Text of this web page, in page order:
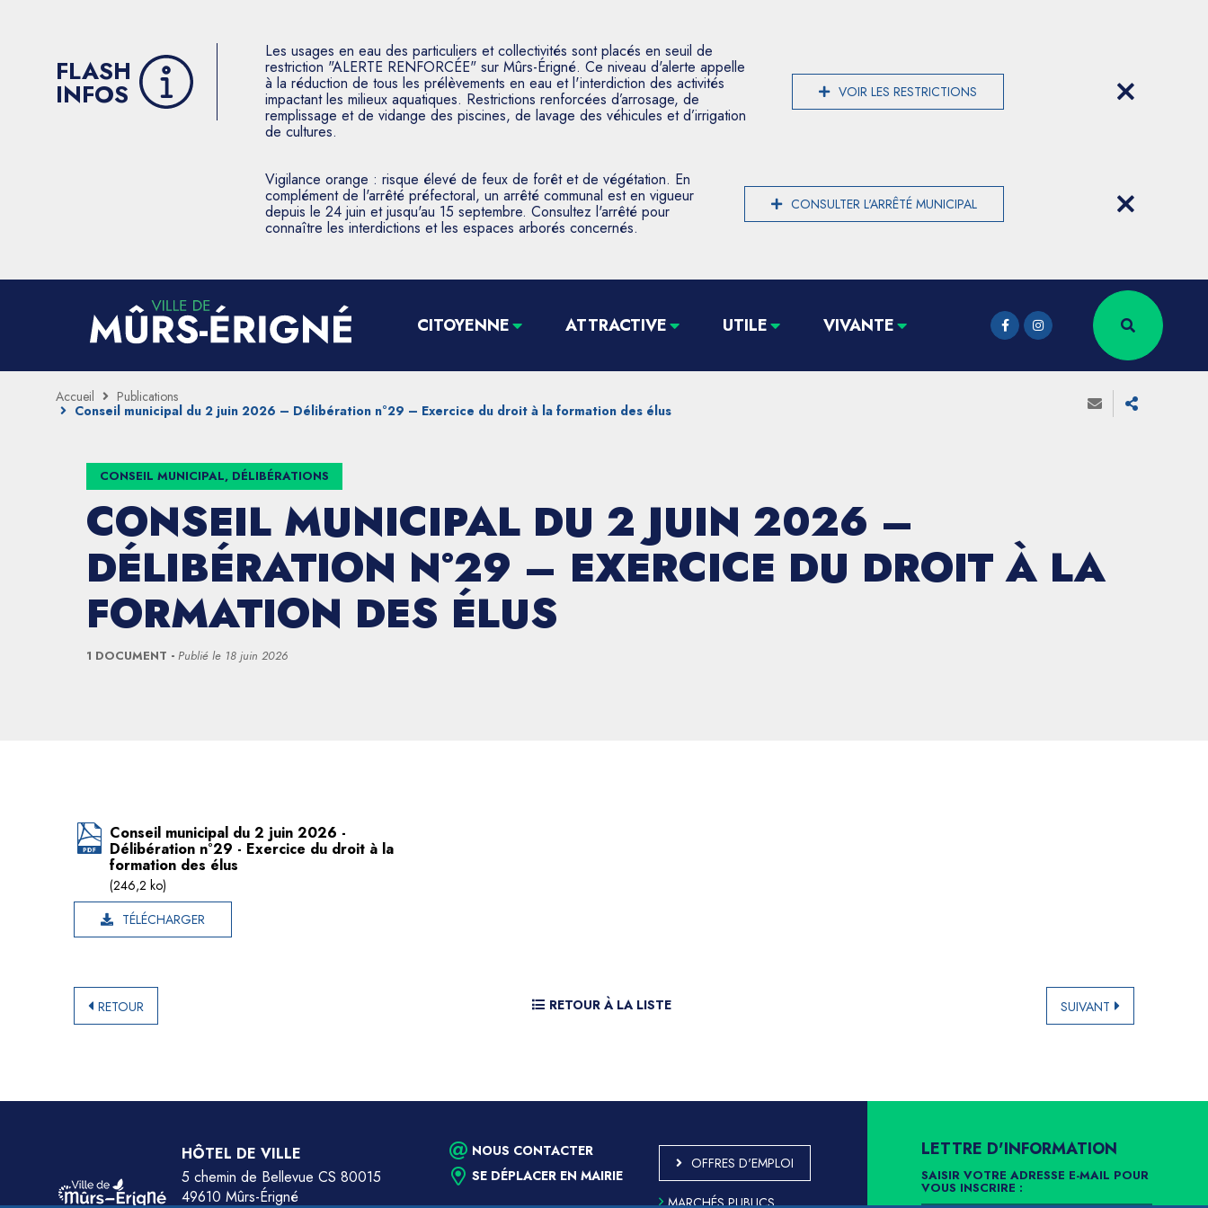
FLASH
INFOS
Les usages en eau des particuliers et collectivités sont placés en seuil de
restriction "ALERTE RENFORCÉE" sur Mûrs-Érigné. Ce niveau d'alerte appelle
à la réduction de tous les prélèvements en eau et l'interdiction des activités
impactant les milieux aquatiques. Restrictions renforcées d’arrosage, de
remplissage et de vidange des piscines, de lavage des véhicules et d’irrigation
de cultures.
VOIR LES RESTRICTIONS
Vigilance orange : risque élevé de feux de forêt et de végétation. En
complément de l'arrêté préfectoral, un arrêté communal est en vigueur
depuis le 24 juin et jusqu'au 15 septembre. Consultez l'arrêté pour
connaître les interdictions et les espaces arborés concernés.
CONSULTER L'ARRÊTÉ MUNICIPAL
CITOYENNE ATTRACTIVE UTILE VIVANTE
Accueil
Publications
Conseil municipal du 2 juin 2026 – Délibération n°29 – Exercice du droit à la formation des élus
CONSEIL MUNICIPAL, DÉLIBÉRATIONS
CONSEIL MUNICIPAL DU 2 JUIN 2026 –
DÉLIBÉRATION N°29 – EXERCICE DU DROIT À LA
FORMATION DES ÉLUS
1 DOCUMENT Publié le 18 juin 2026
Conseil municipal du 2 juin 2026 -
Délibération n°29 - Exercice du droit à la
formation des élus
(246,2 ko)
TÉLÉCHARGER
RETOUR RETOUR À LA LISTE SUIVANT
HÔTEL DE VILLE
5 chemin de Bellevue CS 80015
49610 Mûrs-Érigné
NOUS CONTACTER
SE DÉPLACER EN MAIRIE
OFFRES D'EMPLOI
MARCHÉS PUBLICS
LETTRE D'INFORMATION
SAISIR VOTRE ADRESSE E-MAIL POUR
VOUS INSCRIRE :